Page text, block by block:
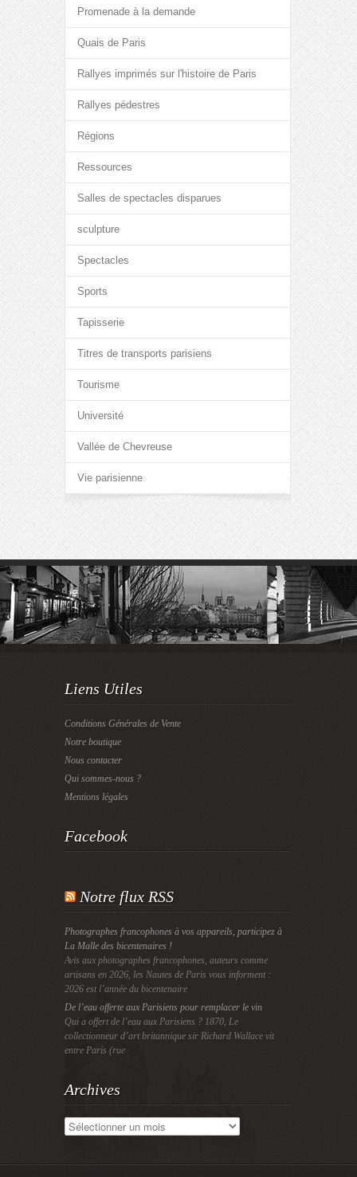
Promenade à la demande
Quais de Paris
Rallyes imprimés sur l'histoire de Paris
Rallyes pédestres
Régions
Ressources
Salles de spectacles disparues
sculpture
Spectacles
Sports
Tapisserie
Titres de transports parisiens
Tourisme
Université
Vallée de Chevreuse
Vie parisienne
Liens Utiles
Conditions Générales de Vente
Notre boutique
Nous contacter
Qui sommes-nous ?
Mentions légales
Facebook
Notre flux RSS
Photographes francophones à vos appareils, participez à
La Malle des bicentenaires !
Avis aux photographes francophones, auteurs comme
artisans en 2026, les Nautes de Paris vous informent :
2026 est l’année du bicentenaire
De l’eau offerte aux Parisiens pour remplacer le vin
Qui a offert de l’eau aux Parisiens ? 1870, Le
collectionneur d’art britannique sir Richard Wallace vit
entre Paris (rue
Archives
Archives